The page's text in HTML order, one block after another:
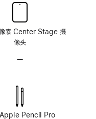
素 Center Stage 摄
像头
—
像
Apple Pencil Pro